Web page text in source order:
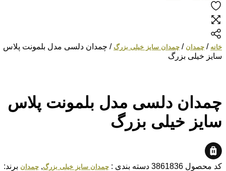
خانه/چمدان/چمدان سایز خیلی بزرگ/ چمدان دلسی مدل بلمونت پلاس
سایز خیلی بزرگ
چمدان دلسی مدل بلمونت پلاس
سایز خیلی بزرگ
کد محصول 3861836 دسته بندی : چمدان سایز خیلی بزرگ,چمدان برند: